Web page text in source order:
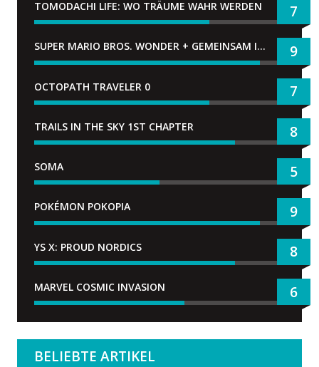
TOMODACHI LIFE: WO TRÄUME WAHR WERDEN 7
SUPER MARIO BROS. WONDER + GEMEINSAM IM BELLABEL-PARK 9
OCTOPATH TRAVELER 0 7
TRAILS IN THE SKY 1ST CHAPTER 8
SOMA 5
POKÉMON POKOPIA 9
YS X: PROUD NORDICS 8
MARVEL COSMIC INVASION 6
BELIEBTE ARTIKEL